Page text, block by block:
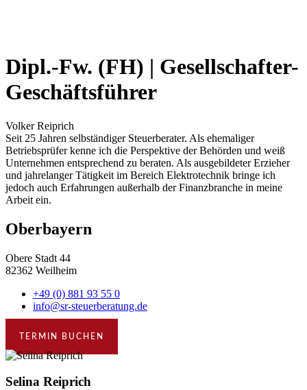
Dipl.-Fw. (FH) | Gesellschafter-
Geschäftsführer
Volker Reiprich
Seit 25 Jahren selbständiger Steuerberater. Als ehemaliger
Betriebsprüfer kenne ich die Perspektive der Behörden und weiß
Unternehmen entsprechend zu beraten. Als ausgebildeter Erzieher
und jahrelanger Tätigkeit im Bereich Elektrotechnik bringe ich
jedoch auch Erfahrungen außerhalb der Finanzbranche in meine
Arbeit ein.
Oberbayern
Obere Stadt 44
82362 Weilheim
+49 (0) 881 93 55 0
info@sr-steuerberatung.de
TERMIN BUCHEN
Selina Reiprich